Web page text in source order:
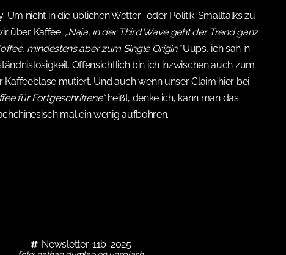
Um nicht in die üblichen Wetter- oder Politik-Smalltalks zu
über Kaffee: „Naja, in der Third Wave geht der Trend ganz
mindestens aber zum Single Origin.“Uups, ich sah in
Offensichtlich bin ich inzwischen auch zum
Kaffeeblase mutiert. Und auch wenn unser Claim hier bei
für Fortgeschrittene“heißt, denke ich, kann man das
mal ein wenig aufbohren.
Newsletter-11b-2025